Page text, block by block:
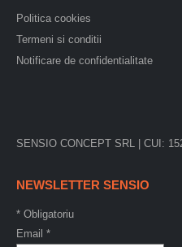
Politica cookies
Termeni si conditii
Notificare de confidentialitate
SENSIO CONCEPT SRL | CUI:
NEWSLETTER SENSIO
* Obligatoriu
Email *